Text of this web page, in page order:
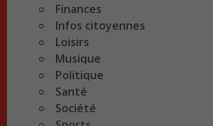
Finances
Infos citoyennes
Loisirs
Musique
Politique
Santé
Société